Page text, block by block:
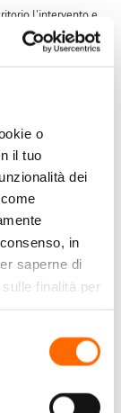
o
il tuo
dei
in
saperne di
finalità per
si prega di
l'intervento e
servizio.
inserire commenti.
2009, penso che
metà vita impianto
è > di 3 kWp,